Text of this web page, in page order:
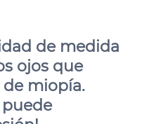
de medida
ojos que
miopía.
puede